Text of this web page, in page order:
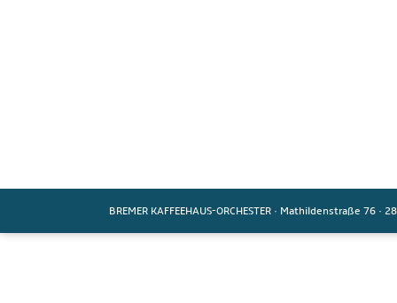
BREMER KAFFEEHAUS-ORCHESTER · Mathildenstraße 76 ·